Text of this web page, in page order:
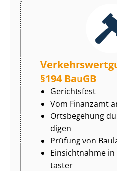
§194 BauGB
Gerichtsfest
Vom Finanzamt
Ortsbegehung
di­gen
Prüfung von
Einsichtnahme
tas­ter